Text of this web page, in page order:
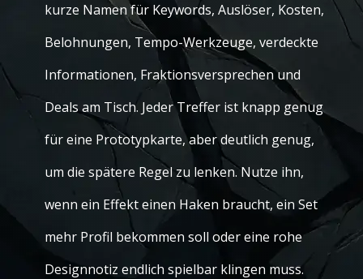
kurze Namen für Keywords, Auslöser, Kosten,
Belohnungen, Tempo-Werkzeuge, verdeckte
Informationen, Fraktionsversprechen und
Deals am Tisch. Jeder Treffer ist knapp genug
für eine Prototypkarte, aber deutlich genug,
um die spätere Regel zu lenken. Nutze ihn,
wenn ein Effekt einen Haken braucht, ein Set
mehr Profil bekommen soll oder eine rohe
Designnotiz endlich spielbar klingen muss.